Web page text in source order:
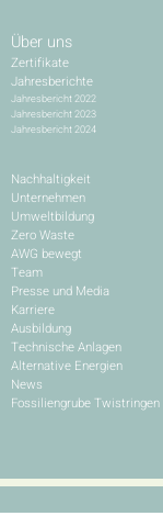
Über uns
Zertifikate
Jahresberichte
Jahresbericht 2022
Jahresbericht 2023
Jahresbericht 2024
Nachhaltigkeit
Unternehmen
Umweltbildung
Zero Waste
AWG bewegt
Team
Presse und Media
Karriere
Ausbildung
Technische Anlagen
Alternative Energien
News
Fossiliengrube Twistringen